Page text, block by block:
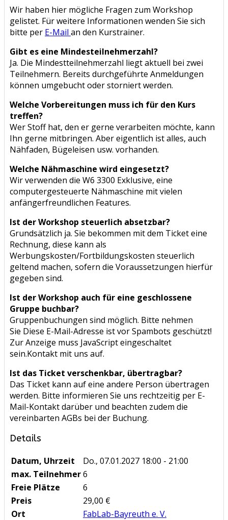
Wir haben hier mögliche Fragen zum Workshop
gelistet. Für weitere Informationen wenden Sie sich
bitte per E-Mail an den Kurstrainer.
Gibt es eine Mindesteilnehmerzahl?
Ja. Die Mindestteilnehmerzahl liegt aktuell bei zwei
Teilnehmern. Bereits durchgeführte Anmeldungen
können umgebucht oder storniert werden.
Welche Vorbereitungen muss ich für den Kurs
treffen?
Wer Stoff hat, den er gerne verarbeiten möchte, kann
Ihn gerne mitbringen. Aber eigentlich ist alles, auch
Nähfaden, Bügeleisen usw. vorhanden.
Welche Nähmaschine wird eingesetzt?
Wir verwenden die W6 3300 Exklusive, eine
computergesteuerte Nähmaschine mit vielen
anfängerfreundlichen Features.
Ist der Workshop steuerlich absetzbar?
Grundsätzlich ja. Sie bekommen mit dem Ticket eine
Rechnung, diese kann als
Werbungskosten/Fortbildungskosten steuerlich
geltend machen, sofern die Voraussetzungen hierfür
gegeben sind.
Ist der Workshop auch für eine geschlossene
Gruppe buchbar?
Gruppenbuchungen sind möglich. Bitte nehmen
Sie Diese E-Mail-Adresse ist vor Spambots geschützt!
Zur Anzeige muss JavaScript eingeschaltet
sein.Kontakt mit uns auf.
Ist das Ticket verschenkbar, übertragbar?
Das Ticket kann auf eine andere Person übertragen
werden. Bitte informieren Sie uns rechtzeitig per E-
Mail-Kontakt darüber und beachten zudem die
vereinbarten AGBs bei der Buchung.
Details
Datum, Uhrzeit
Do., 07.01.2027 18:00 - 21:00
max. Teilnehmer6
Freie Plätze
6
Preis
29,00 €
Ort
FabLab-Bayreuth e. V.